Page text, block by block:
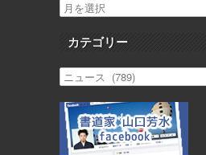
カテゴリー